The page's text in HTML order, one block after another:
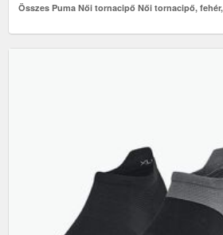
Összes Puma Női tornacipő Női tornacipő,